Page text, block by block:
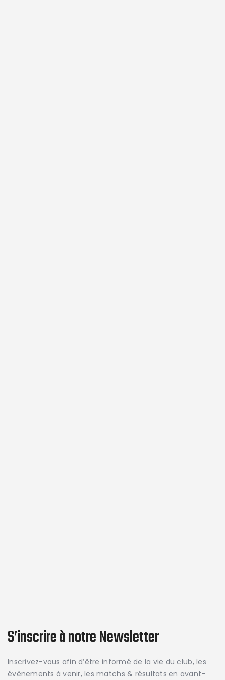
S’inscrire à notre Newsletter
Inscrivez-vous afin d’être informé de la vie du club, les
évènements à venir, les matchs & résultats en avant-